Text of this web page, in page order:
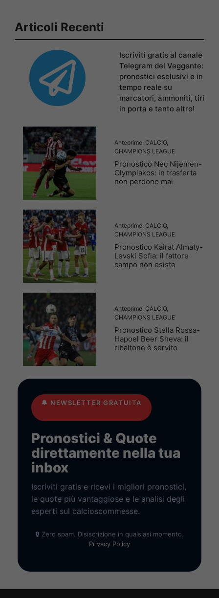
Articoli Recenti
Iscriviti gratis al canale
Telegram del Veggente:
pronostici esclusivi e in
tempo reale su
marcatori, ammoniti, tiri
in porta e tanto altro!
Anteprime CALCIO,
CHAMPIONS LEAGUE
Pronostico Nec Nijemen-
Olympiakos: in trasferta
non perdono mai
Anteprime CALCIO,
CHAMPIONS LEAGUE
Pronostico Kairat Almaty-
Levski Sofia: il fattore
campo non esiste
Anteprime CALCIO,
CHAMPIONS LEAGUE
Pronostico Stella Rossa-
Hapoel Beer Sheva: il
ribaltone è servito
🔔 NEWSLETTER GRATUITA
Pronostici & Quote
direttamente nella tua
inbox
Iscriviti gratis e ricevi i migliori pronostici,
le quote più vantaggiose e le analisi degli
esperti sul calcioscommesse.
🔒 Zero spam. Disiscrizione in qualsiasi momento.
Privacy Policy